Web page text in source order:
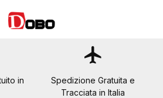
in
flight
Spedizione Gratuita e
Tracciata in Italia